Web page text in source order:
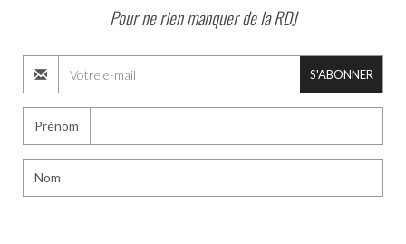
Pour ne rien manquer de la RDJ
S'ABONNER
Prénom
Nom